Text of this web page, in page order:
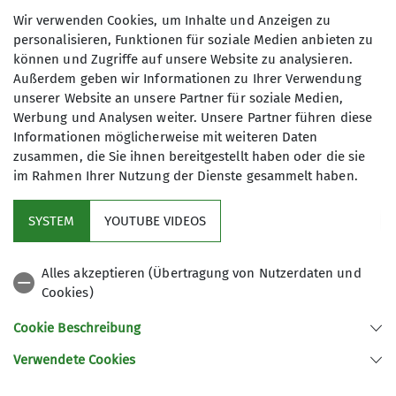
Maximale Teilnehmeranzahl
3
Wir verwenden Cookies, um Inhalte und Anzeigen zu
personalisieren, Funktionen für soziale Medien anbieten zu
können und Zugriffe auf unsere Website zu analysieren.
Außerdem geben wir Informationen zu Ihrer Verwendung
unserer Website an unsere Partner für soziale Medien,
Werbung und Analysen weiter. Unsere Partner führen diese
Informationen möglicherweise mit weiteren Daten
zusammen, die Sie ihnen bereitgestellt haben oder die sie
im Rahmen Ihrer Nutzung der Dienste gesammelt haben.
SYSTEM YOUTUBE VIDEOS
Alles akzeptieren (Übertragung von Nutzerdaten und
Cookies)
Cookie Beschreibung
Verwendete Cookies